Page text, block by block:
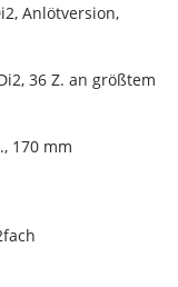
Anlötversion,
36 Z. an größtem
170 mm